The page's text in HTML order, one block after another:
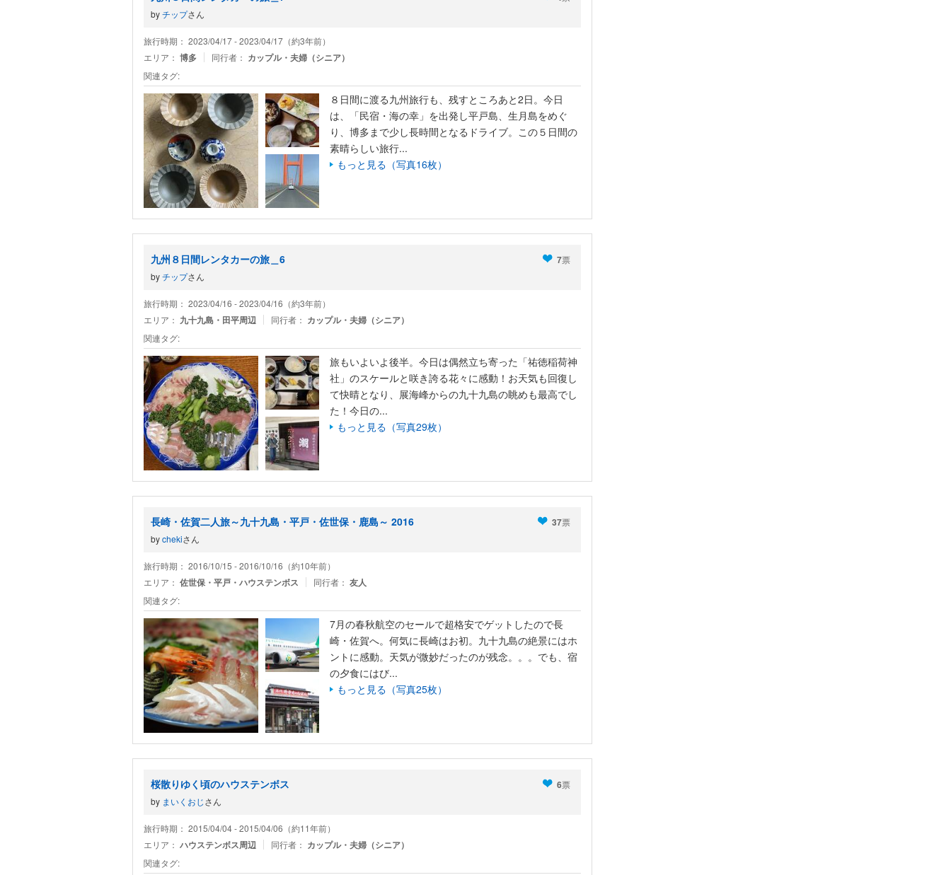
byチップさん
旅行時期： 2023/04/17 - 2023/04/17（約3年前）
エリア： 博多 同行者： カップル・夫婦（シニア）
関連タグ:
８日間に渡る九州旅行も、残すところあと2日。今日
は、「民宿・海の幸」を出発し平戸島、生月島をめぐ
り、博多まで少し長時間となるドライブ。この５日間の
素晴らしい旅行...
もっと見る（写真16枚）
九州８日間レンタカーの旅＿6 7票
byチップさん
旅行時期： 2023/04/16 - 2023/04/16（約3年前）
エリア： 九十九島・田平周辺 同行者： カップル・夫婦（シニア）
関連タグ:
旅もいよいよ後半。今日は偶然立ち寄った「祐徳稲荷神
社」のスケールと咲き誇る花々に感動！お天気も回復し
て快晴となり、展海峰からの九十九島の眺めも最高でし
た！今日の...
もっと見る（写真29枚）
長崎・佐賀二人旅～九十九島・平戸・佐世保・鹿島～ 2016 37票
bychekiさん
旅行時期： 2016/10/15 - 2016/10/16（約10年前）
エリア： 佐世保・平戸・ハウステンボス 同行者： 友人
関連タグ:
7月の春秋航空のセールで超格安でゲットしたので長
崎・佐賀へ。何気に長崎はお初。九十九島の絶景にはホ
ントに感動。天気が微妙だったのが残念。。。でも、宿
の夕食にはび...
もっと見る（写真25枚）
桜散りゆく頃のハウステンボス 6票
by まいくおじさん
旅行時期： 2015/04/04 - 2015/04/06（約11年前）
エリア： ハウステンボス周辺 同行者： カップル・夫婦（シニア）
関連タグ: